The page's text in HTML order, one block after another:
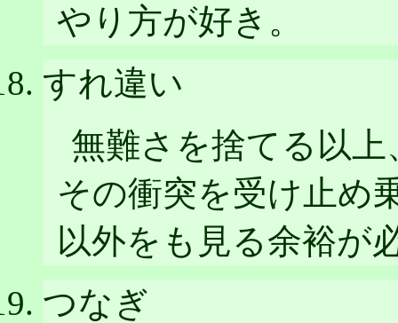
やり方が好き。
すれ違い
無難さを捨てる以
その衝突を受け止め
以外をも見る余裕が
つなぎ